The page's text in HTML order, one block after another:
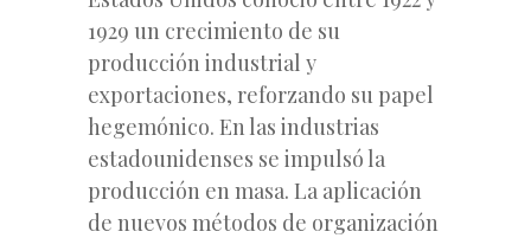
1929 un crecimiento de su
producción industrial y
exportaciones, reforzando su papel
hegemónico. En las industrias
estadounidenses se impulsó la
producción en masa. La aplicación
de nuevos métodos de organización